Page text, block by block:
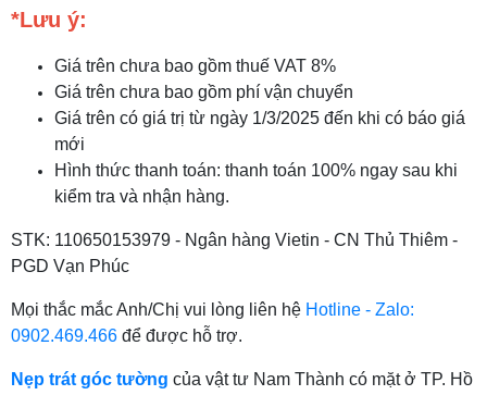
*Lưu ý:
Giá trên chưa bao gồm thuế VAT 8%
Giá trên chưa bao gồm phí vận chuyển
Giá trên có giá trị từ ngày 1/3/2025 đến khi có báo giá
mới
Hình thức thanh toán: thanh toán 100% ngay sau khi
kiểm tra và nhận hàng.
STK: 110650153979 - Ngân hàng Vietin - CN Thủ Thiêm -
PGD Vạn Phúc
Mọi thắc mắc Anh/Chị vui lòng liên hệ Hotline - Zalo:
0902.469.466 để được hỗ trợ.
Nẹp trát góc tường của vật tư Nam Thành có mặt ở TP. Hồ